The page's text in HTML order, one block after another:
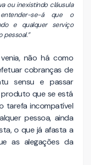
ou inexistindo cláusula
se-á que o
e qualquer serviço
pessoal.”
não há como
cobranças de
sensu e passar
que se está
tarefa incompatível
pessoa, ainda
o que já afasta a
as alegações da